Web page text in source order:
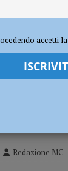
D 2020” in
Redazione MC
accetti